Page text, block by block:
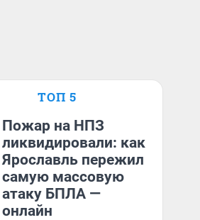
ТОП 5
Пожар на НПЗ
ликвидировали: как
Ярославль пережил
самую массовую
атаку БПЛА —
онлайн